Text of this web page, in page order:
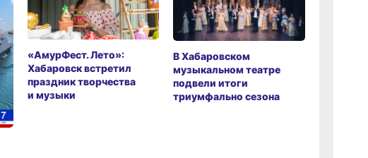
«АмурФест. Лето»:
Хабаровск встретил
праздник творчества
и музыки
В Хабаровском
музыкальном театре
подвели итоги
триумфально сезона